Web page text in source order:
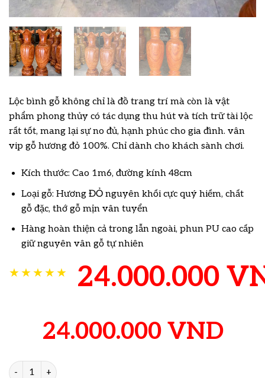
Lộc bình gỗ không chỉ là đồ trang trí mà còn là vật
phẩm phong thủy có tác dụng thu hút và tích trữ tài lộc
rất tốt, mang lại sự no đủ, hạnh phúc cho gia đình. vân
vip gỗ hương đỏ 100%. Chỉ dành cho khách sành chơi.
Kích thước: Cao 1m6, đường kính 48cm
Loại gỗ: Hương ĐỎ nguyên khối cực quý hiếm, chất
gỗ đặc, thớ gỗ mịn vân tuyển
Hàng hoàn thiện cả trong lẫn ngoài, phun PU cao cấp
giữ nguyên vân gỗ tự nhiên
★★★★★ 24.000.000
24.000.000 VND
Lộc bình gỗ hương đỏ 1m60 số lượng